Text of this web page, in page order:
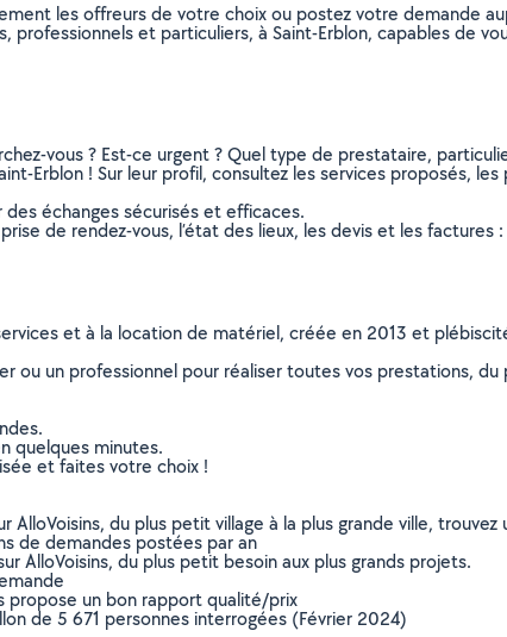
les offreurs de votre choix ou postez votre demande
professionnels et particuliers, à Saint-Erblon, capables de
vous ? Est-ce urgent ? Quel type de prestataire,
Erblon ! Sur leur profil, consultez les services proposés,
échanges sécurisés et efficaces.
de rendez-vous, l’état des lieux, les devis et les
et à la location de matériel, créée en 2013 et
ou un professionnel pour réaliser toutes vos prestations,
quelques minutes.
et faites votre choix !
du plus petit village à la plus grande ville,
de demandes postées par an
AlloVoisins, du plus petit besoin aux plus grands projets.
propose un bon rapport qualité/prix
de 5 671 personnes interrogées (Février 2024)